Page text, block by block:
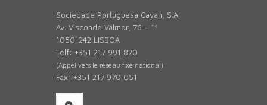
Sociedade Portuguesa Cavan, S.A
Av. Visconde Valmor, 76 – 1º
1050-242 LISBOA
Telf: +351 217 991 820
(Appel vers le réseau fixe national)
Fax: +351 217 970 051